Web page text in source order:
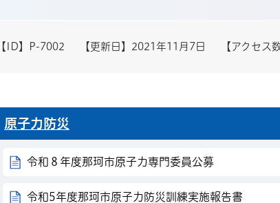
【ID】 P-7002 【更新日】 2021年11月7日 【アクセス
原子力防災
令和８年度那珂市原子力専門委員公募
令和5年度那珂市原子力防災訓練実施報告書